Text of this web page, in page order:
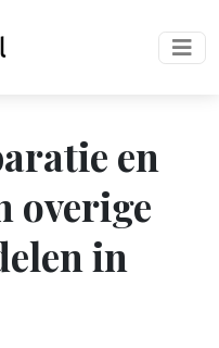
en
overige
in